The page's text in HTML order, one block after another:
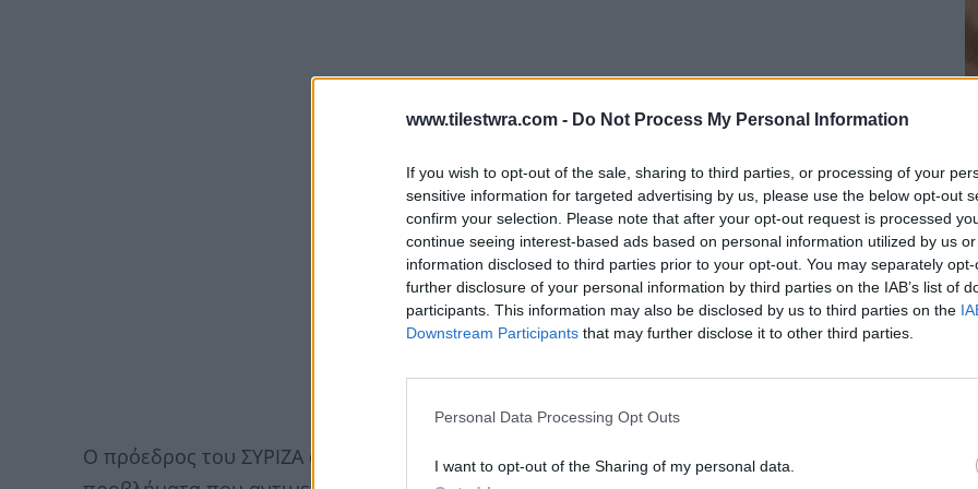
www.tilestwra.com - Do Not Process My Personal Information
If you wish to opt-out of the sale, sharing to third parties, or processing of your
sensitive information for targeted advertising by us, please use the below opt-out
confirm your selection. Please note that after your opt-out request is processed
continue seeing interest-based ads based on personal information utilized by us
information disclosed to third parties prior to your opt-out. You may separately
further disclosure of your personal information by third parties on the IAB’s list of
participants. This information may also be disclosed by us to third parties on the
Downstream Participants that may further disclose it to other third parties.
Personal Data Processing Opt Outs
I want to opt-out of the Sharing of my personal data.
Ο πρόεδρος του ΣΥΡΙΖΑ αφού ενημέρωσε την κα Σακελλαροπούλου ότι είδε από κοντά τα